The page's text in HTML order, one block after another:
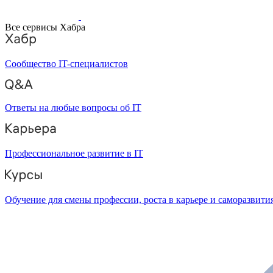
Все сервисы Хабра
Сообщество IT-специалистов
Ответы на любые вопросы об IT
Профессиональное развитие в IT
Обучение для смены профессии, роста в карьере и